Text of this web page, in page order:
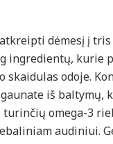
dėmesį į
kurie
skaidulas odoje.
iš
omega-3
audiniui.